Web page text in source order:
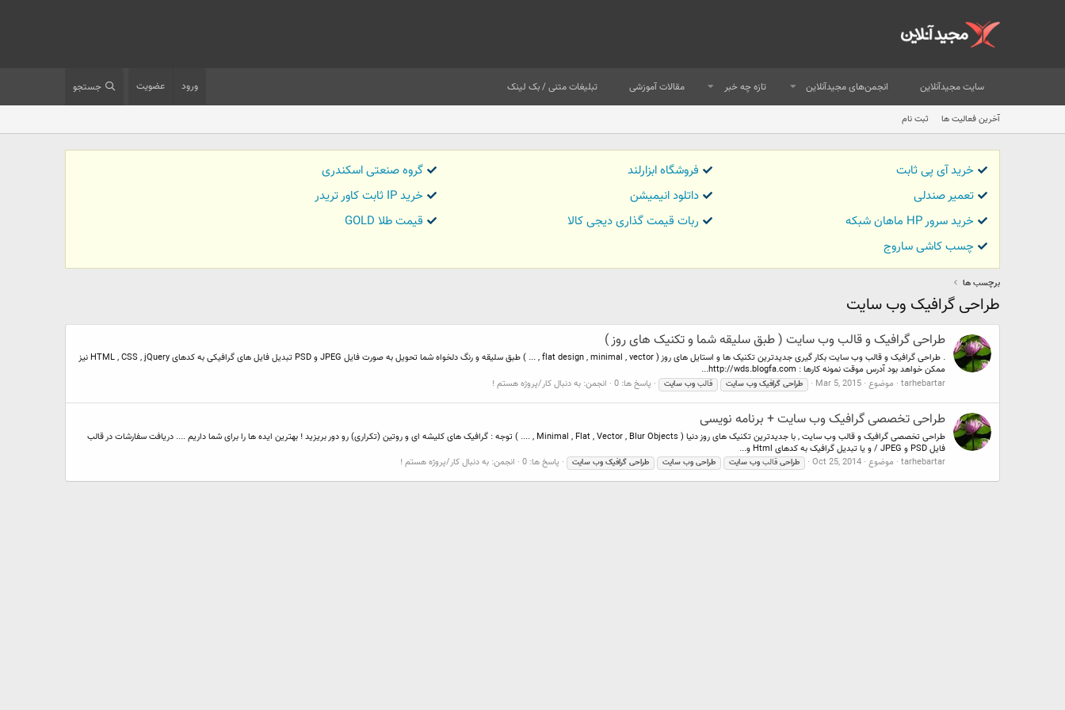
سایت مجیدآنلاین انجمن‌های مجیدآنلاین تازه چه خبر مقالات آموزشی تبلیغات متنی / بک لینک ورود عضویت جستجو
آخرین فعالیت ها ثبت نام
خرید آی پی ثابت فروشگاه ابزارلند
گروه صنعتی اسکندری
تعمیر صندلی
داتلود انیمیشن
خرید IP ثابت کاور تریدر
خرید سرور HP ماهان شبکه
ربات قیمت گذاری دیجی کالا
قیمت طلا GOLD
چسب کاشی ساروج
برچسب ها
طراحی گرافیک وب سایت
طراحی گرافیک و قالب وب سایت ( طبق سلیقه شما و تکنیک های روز )
. طراحی گرافیک و قالب وب سایت بکار گیری جدیدترین تکنیک ها و استایل های روز ( flat design , minimal , vector , ... ) طبق سلیقه و رنگ دلخواه شما تحویل به صورت فایل JPEG و PSD تبدیل فایل های گرافیکی به کدهای HTML , CSS , jQuery نیز
ممکن خواهد بود آدرس موقت نمونه کارها : http://wds.blogfa.com...
tarhebartar موضوع Mar 5, 2015 طراحی گرافیک وب سایت قالب وب سایت پاسخ ها: 0 انجمن: به دنبال کار/پروژه هستم !
طراحی تخصصی گرافیک وب سایت + برنامه نویسی
طراحی تخصصی گرافیک و قالب وب سایت , با جدیدترین تکنیک های روز دنیا ( Minimal , Flat , Vector , Blur Objects , .... ) توجه : گرافیک های کلیشه ای و روتین (تکراری) رو دور بریزید ! بهترین ایده ها را برای شما داریم .... دریافت سفارشات در قالب
فایل PSD و JPEG / و یا تبدیل گرافیک به کدهای Html و...
tarhebartar موضوع Oct 25, 2014 طراحی قالب وب سایت طراحی وب سایت طراحی گرافیک وب سایت پاسخ ها: 0 انجمن: به دنبال کار/پروژه هستم !